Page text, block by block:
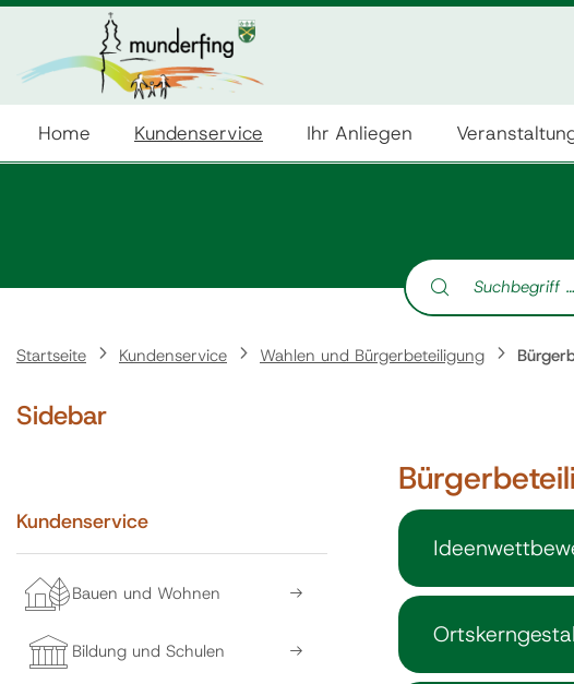
Home Kundenservice Ihr Anliegen
Suche nach:
Startseite Kundenservice Wahlen und Bürgerbeteiligung
Sidebar
Kundenservice
Bauen und Wohnen
Bildung und Schulen